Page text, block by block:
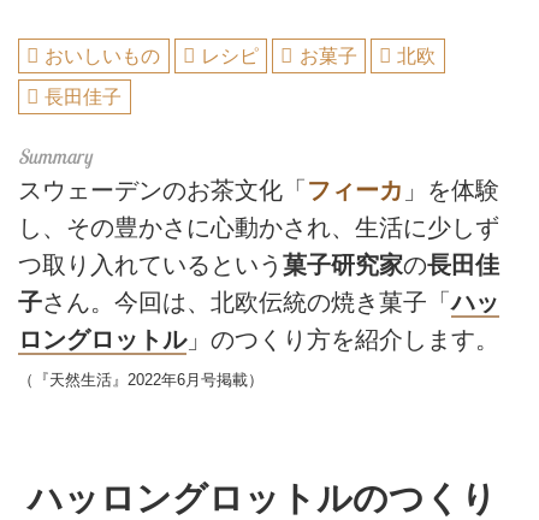
おいしいもの レシピ お菓子
北欧
長田佳子
スウェーデンのお茶文化「フィーカ 」を体験
し、その豊かさに心動かされ、生活に少しず
つ取り入れているという 菓子研究家の長田佳
子さん。今回は、北欧伝統の焼き菓子「ハッ
ロングロットル」のつくり方を紹介します。
（『天然生活』2022年6月号掲載）
ハッロングロットルのつくり